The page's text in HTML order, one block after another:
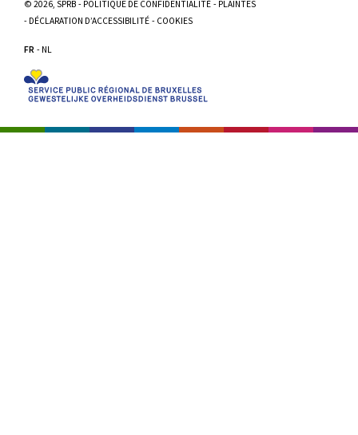
© 2026, SPRB POLITIQUE DE CONFIDENTIALITÉ
PLAINTES
DÉCLARATION D’ACCESSIBILITÉ
COOKIES
FR NL